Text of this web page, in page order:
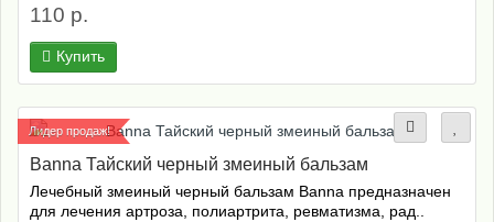
110 р.
Купить
Лидер продаж!
Banna Тайский черный змеиный бальзам
Лечебный змеиный черный бальзам Banna предназначен
для лечения артроза, полиартрита, ревматизма, рад..